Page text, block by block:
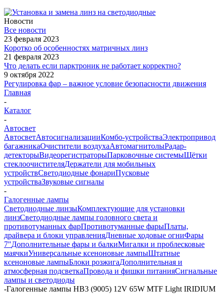
Новости
Все новости
23 февраля 2023
Коротко об особенностях матричных линз
21 февраля 2023
Что делать если парктроник не работает корректно?
9 октября 2022
Регулировка фар – важное условие безопасности движения
Главная
-
Каталог
-
Автосвет
АвтосветАвтосигнализацииКомбо-устройстваЭлектропривод
багажникаОчистители воздухаАвтомагнитолыРадар-
детекторыВидеорегистраторыПарковочные системыЩётки
стеклоочистителяДержатели для мобильных
устройствСветодиодные фонариПусковые
устройстваЗвуковые сигналы
-
Галогенные лампы
Светодиодные линзыКомплектующие для установки
линзСветодиодные лампы головного света и
противотуманных фарПротивотуманные фарыПлаты,
драйвера и блоки управленияДневные ходовые огниФары
7"Дополнительные фары и балкиМигалки и проблесковые
маячкиУниверсальные ксеноновые лампыШтатные
ксеноновые лампыБлоки розжигаДополнительная и
атмосферная подсветкаПровода и фишки питанияCигнальные
лампы и светодиоды
-Галогенные лампы HB3 (9005) 12V 65W MTF Light IRIDIUM